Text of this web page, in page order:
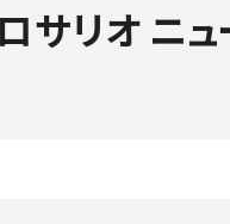
サリオ ニ